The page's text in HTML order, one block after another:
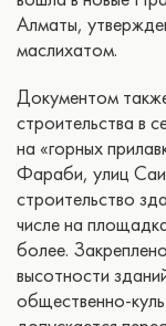
Алматы,
маслихатом.
Документом
строительства в
на «горных
Фараби, улиц
строительство
числе на
более.
высотности
общественно-